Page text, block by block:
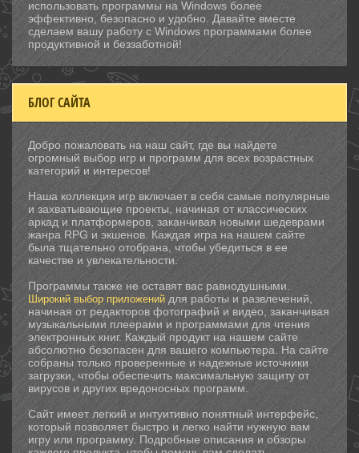
использовать программы на Windows более
эффективно, безопасно и удобно. Давайте вместе
сделаем вашу работу с Windows программами более
продуктивной и беззаботной!
БЛОГ САЙТА
Добро пожаловать на наш сайт, где вы найдете
огромный выбор игр и программ для всех возрастных
категорий и интересов!
Наша коллекция игр включает в себя самые популярные
и захватывающие проекты, начиная от классических
аркад и платформеров, заканчивая новыми шедеврами
жанра RPG и экшенов. Каждая игра на нашем сайте
была тщательно отобрана, чтобы убедиться в ее
качестве и увлекательности.
Программы также не оставят вас равнодушными.
Широкий выбор приложений для работы и развлечений,
начиная от редакторов фотографий и видео, заканчивая
музыкальными плеерами и программами для чтения
электронных книг. Каждый продукт на нашем сайте
абсолютно безопасен для вашего компьютера. На сайте
собраны только проверенные и надежные источники
загрузки, чтобы обеспечить максимальную защиту от
вирусов и других вредоносных программ.
Сайт имеет легкий и интуитивно понятный интерфейс,
который позволяет быстро и легко найти нужную вам
игру или программу. Подробные описания и обзоры